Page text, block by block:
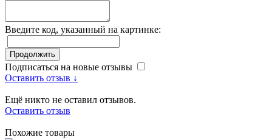
Введите код, указанный на картинке:
Продолжить
Подписаться на новые отзывы
Оставить отзыв ↓
Ещё никто не оставил отзывов.
Оставить отзыв
Похожие товары